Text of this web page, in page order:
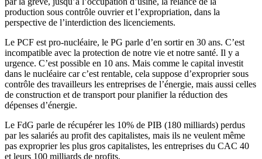
production sous contrôle ouvrier et l’expropriation, dans la
perspective de l’interdiction des licenciements.
Le PCF est pro-nucléaire, le PG parle d’en sortir en 30 ans. C’est
incompatible avec la protection de notre vie et notre santé. Il y a
urgence. C’est possible en 10 ans. Mais comme le capital investit
dans le nucléaire car c’est rentable, cela suppose d’exproprier sous
contrôle des travailleurs les entreprises de l’énergie, mais aussi celles
de construction et de transport pour planifier la réduction des
dépenses d’énergie.
Le FdG parle de récupérer les 10% de PIB (180 milliards) perdus
par les salariés au profit des capitalistes, mais ils ne veulent même
pas exproprier les plus gros capitalistes, les entreprises du CAC 40
et leurs 100 milliards de profits.